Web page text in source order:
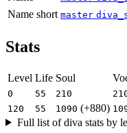
Name short master
Stats
Level Life Soul
0 55 210
120
55 1090 (+880)
Full list of diva stats by